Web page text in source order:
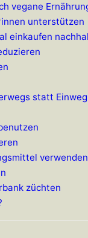
vegane
unterstützen
einkaufen
statt
verwenden
züchten